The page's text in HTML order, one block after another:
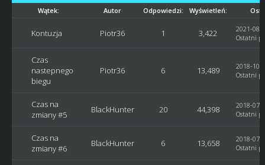
Wątek: Autor Odpowiedzi: Wyświetleń:
Kontuzja Piotr36 1 3,422
2021-08-
Ostatni
Czas
nastepnego
biegu
Piotr36 6 13,489
2018-10-
Ostatni
Czas na
zmiany #5
BlackHunter 20 44,398
2018-07-
Ostatni
Czas na
zmiany #6
BlackHunter 6 13,658
2018-07-
Ostatni